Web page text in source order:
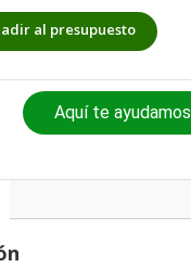
al presupuesto
Aquí te ayudamos